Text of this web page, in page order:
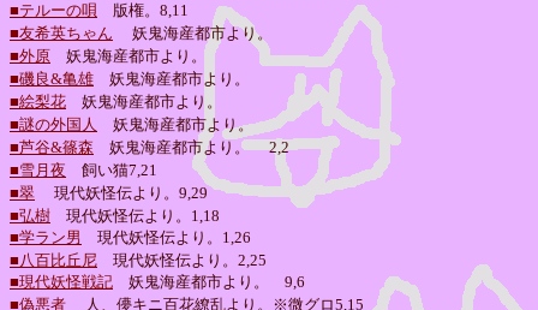
■テルーの唄 版権。8,11
■友希英ちゃん
妖鬼海産都市より。
■外原 妖鬼海産都市より。
■磯良&亀雄 妖鬼海産都市より。
■絵梨花 妖鬼海産都市より。
■謎の外国人
妖鬼海産都市より。
■芦谷&篠森 妖鬼海産都市より。
2,2
■雪月夜 飼い猫7,21
■翠
現代妖怪伝より。9,29
■弘樹 現代妖怪伝より。 1,18
■学ラン男 現代妖怪伝より。 1,26
■八百比丘尼 現代妖怪伝より。2,25
■現代妖怪戦記 妖鬼海産都市より。 9,6
■偽悪者
人、儚キニ百花繚乱より。※微グロ5,15